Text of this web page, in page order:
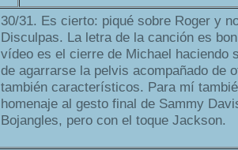
30/31. Es cierto: piqué sobre Roger y
Disculpas. La letra de la canción es
vídeo es el cierre de Michael haciendo
de agarrarse la pelvis acompañado de
también característicos. Para mí
homenaje al gesto final de Sammy
Bojangles, pero con el toque Jackson.